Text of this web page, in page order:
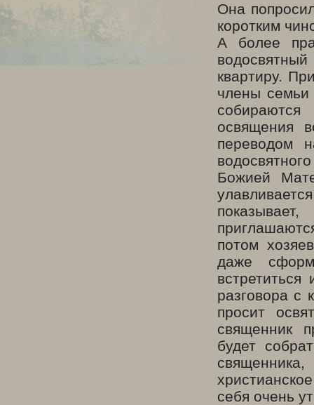
Она
коротким
А более
квартиру.
члены семьи
освящения
переводом
Божией
потом
даже
разговора с
просит
священник
будет
себя очень